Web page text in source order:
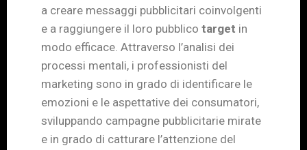
a creare messaggi pubblicitari coinvolgenti
e a raggiungere il loro pubblico target in
modo efficace. Attraverso l’analisi dei
processi mentali, i professionisti del
marketing sono in grado di identificare le
emozioni e le aspettative dei consumatori,
sviluppando campagne pubblicitarie mirate
e in grado di catturare l’attenzione del